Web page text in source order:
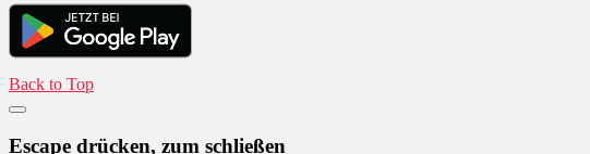
Back to Top
Escape drücken, zum schließen